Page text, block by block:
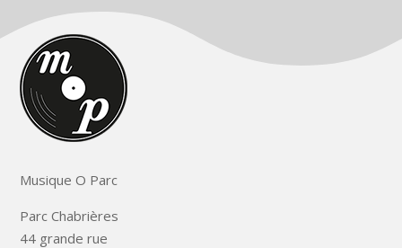
Musique O Parc
Parc Chabrières
44 grande rue